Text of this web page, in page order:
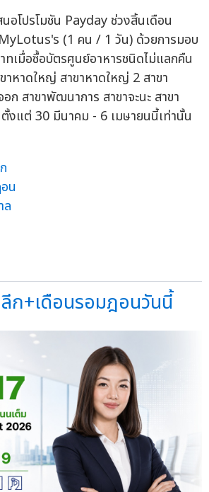
อโปรโมชัน Payday ช่วงสิ้นเดือน
(1 คน / 1 วัน) ด้วยการมอบ
เมื่อซื้อบัตรศูนย์อาหารชนิดไม่แลกคืน
าหาดใหญ่ สาขาหาดใหญ่ 2 สาขา
ก สาขาพัฒนาการ สาขาจะนะ สาขา
ตั้งแต่ 30 มีนาคม - 6 เมษายนนี้เท่านั้น
น
ล
ก+เดือนรอมฎอนวันนี้